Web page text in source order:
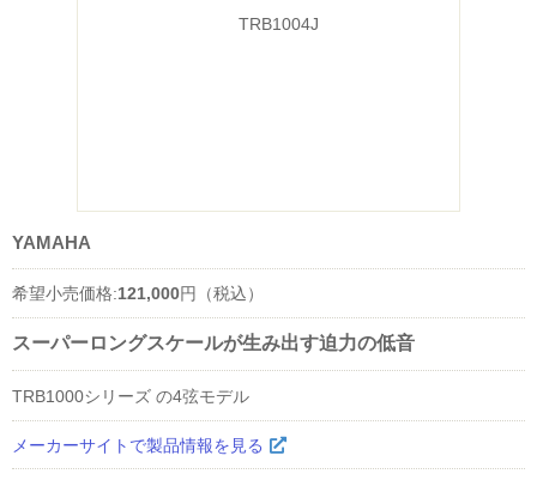
YAMAHA
希望小売価格:121,000円（税込）
スーパーロングスケールが生み出す迫力の低音
TRB1000シリーズ の4弦モデル
メーカーサイトで製品情報を見る